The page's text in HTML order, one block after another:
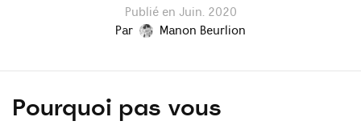
Publié en Juin. 2020
Par
Manon Beurlion
Pourquoi pas vous